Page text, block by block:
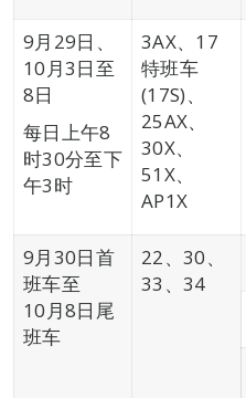
9月29日、
10月3日至
8日
每日上午8
时30分至下
午3时
3AX、17
特班车
(17S)、
25AX、
30X、
51X、
AP1X
9月30日首
班车至
10月8日尾
班车
22、30、
33、34